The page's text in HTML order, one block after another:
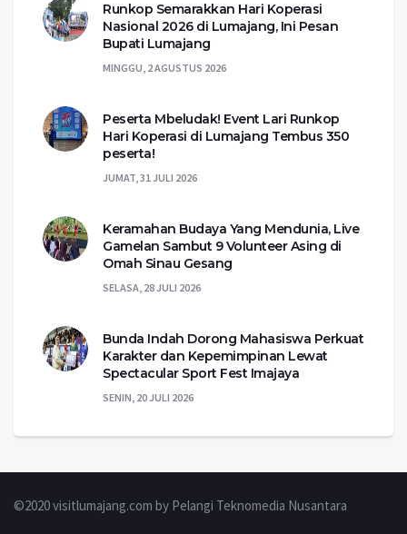
Runkop Semarakkan Hari Koperasi
Nasional 2026 di Lumajang, Ini Pesan
Bupati Lumajang
MINGGU, 2 AGUSTUS 2026
Peserta Mbeludak! Event Lari Runkop
Hari Koperasi di Lumajang Tembus 350
peserta!
JUMAT, 31 JULI 2026
Keramahan Budaya Yang Mendunia, Live
Gamelan Sambut 9 Volunteer Asing di
Omah Sinau Gesang
SELASA, 28 JULI 2026
Bunda Indah Dorong Mahasiswa Perkuat
Karakter dan Kepemimpinan Lewat
Spectacular Sport Fest Imajaya
SENIN, 20 JULI 2026
©2020 visitlumajang.com by Pelangi Teknomedia Nusantara